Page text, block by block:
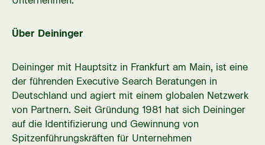
Über Deininger
Deininger mit Hauptsitz in Frankfurt am Main, ist eine
der führenden Executive Search Beratungen in
Deutschland und agiert mit einem globalen Netzwerk
von Partnern. Seit Gründung 1981 hat sich Deininger
auf die Identifizierung und Gewinnung von
Spitzenführungskräften für Unternehmen